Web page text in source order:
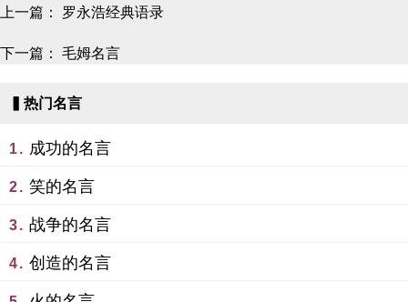
上一篇： 罗永浩经典语录
下一篇： 毛姆名言
▍热门名言
1. 成功的名言
2. 笑的名言
3. 战争的名言
4. 创造的名言